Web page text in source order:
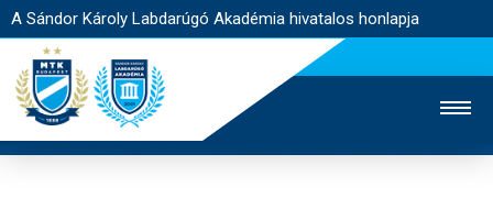
A Sándor Károly Labdarúgó Akadémia hivatalos honlapja